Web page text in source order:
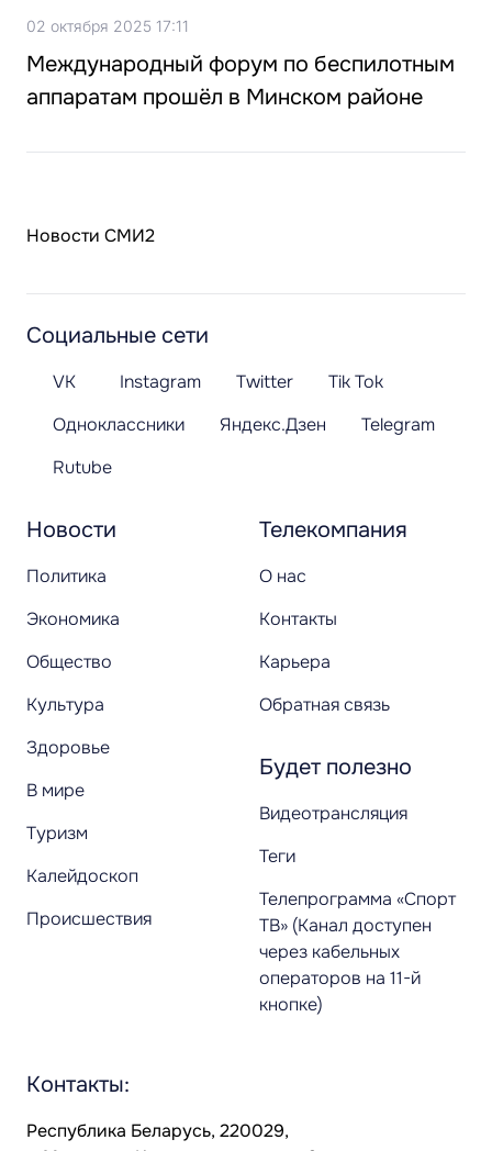
02 октября 2025 17:11
Международный форум по беспилотным
аппаратам прошёл в Минском районе
Новости СМИ2
Новости
Политика
Экономика
Общество
Культура
Здоровье
В мире
Туризм
Калейдоскоп
Происшествия
Телекомпания
О нас
Контакты
Карьера
Обратная связь
Будет полезно
Видеотрансляция
Теги
Телепрограмма «Спорт
ТВ» (Канал доступен
через кабельных
операторов на 11-й
кнопке)
Социальные сети
VK Instagram Twitter
Tik Tok
Одноклассники
Яндекс.Дзен
Telegram
Rutube
Контакты:
Республика Беларусь, 220029,